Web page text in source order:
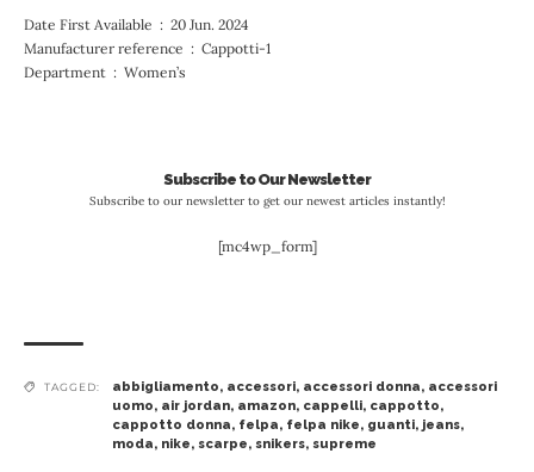
Date First Available ‏ : ‎ 20 Jun. 2024
Manufacturer reference ‏ : ‎ Cappotti-1
Department ‏ : ‎ Women’s
Subscribe to Our Newsletter
Subscribe to our newsletter to get our newest articles instantly!
[mc4wp_form]
TAGGED: abbigliamento, accessori, accessori donna, accessori
uomo, air jordan, amazon, cappelli, cappotto,
cappotto donna, felpa, felpa nike, guanti, jeans,
moda, nike, scarpe, snikers, supreme